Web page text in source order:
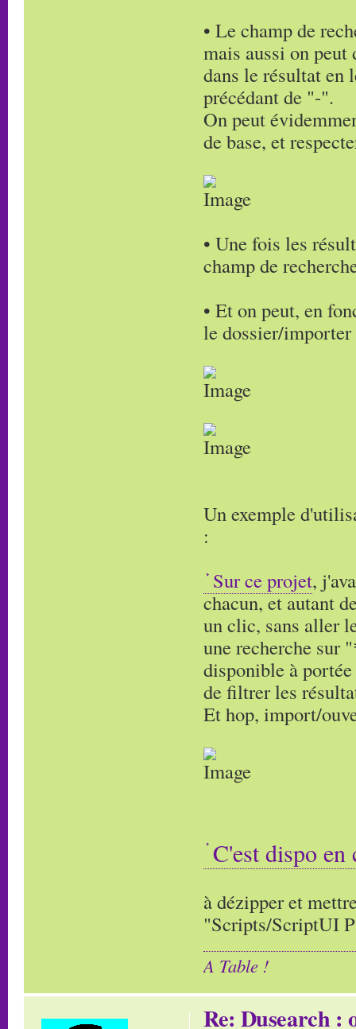
• Le champ de
mais aussi on peut
dans le résultat en
précédant de "-".
On peut
de base, et
• Une fois les
champ de
• Et on peut, en
le dossier/
Un exemple
:
Sur ce projet,
chacun, et autant
un clic, sans aller
une recherche sur
disponible à
de filtrer les
Et hop, import/
C'est dispo
à dézipper et
"Scripts/ScriptUI
A Table !
Re: Dusearch :